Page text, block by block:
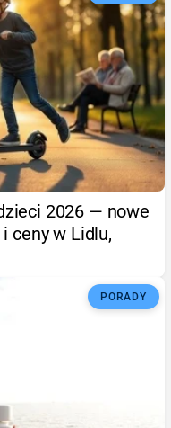
2026 — nowe
ceny w Lidlu,
PORADY